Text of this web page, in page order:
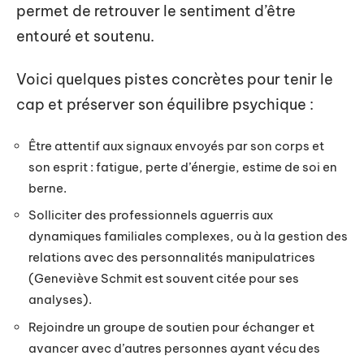
permet de retrouver le sentiment d’être
entouré et soutenu.
Voici quelques pistes concrètes pour tenir le
cap et préserver son équilibre psychique :
Être attentif aux signaux envoyés par son corps et
son esprit : fatigue, perte d’énergie, estime de soi en
berne.
Solliciter des professionnels aguerris aux
dynamiques familiales complexes, ou à la gestion des
relations avec des personnalités manipulatrices
(Geneviève Schmit est souvent citée pour ses
analyses).
Rejoindre un groupe de soutien pour échanger et
avancer avec d’autres personnes ayant vécu des